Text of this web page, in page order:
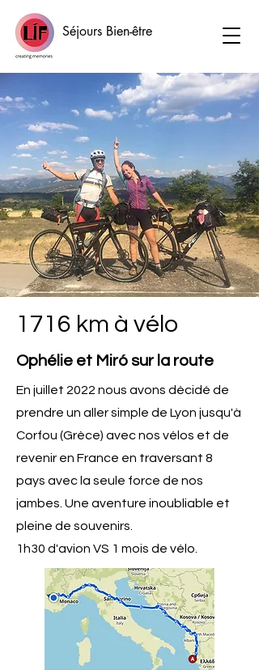
Séjours Bien-être
1716 km à vélo
Ophélie et Miró sur la route
En juillet 2022 nous avons décidé de
prendre un aller simple de Lyon jusqu'à
Corfou (Grèce) avec nos vélos et de
revenir en France en traversant 8
pays avec la seule force de nos
jambes. Une aventure inoubliable et
pleine de souvenirs.
1h30 d'avion VS 1 mois de vélo.